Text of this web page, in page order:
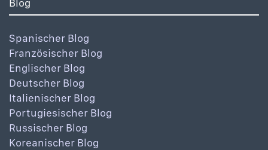
Blog
Spanischer Blog
Französischer Blog
Englischer Blog
Deutscher Blog
Italienischer Blog
Portugiesischer Blog
Russischer Blog
Koreanischer Blog